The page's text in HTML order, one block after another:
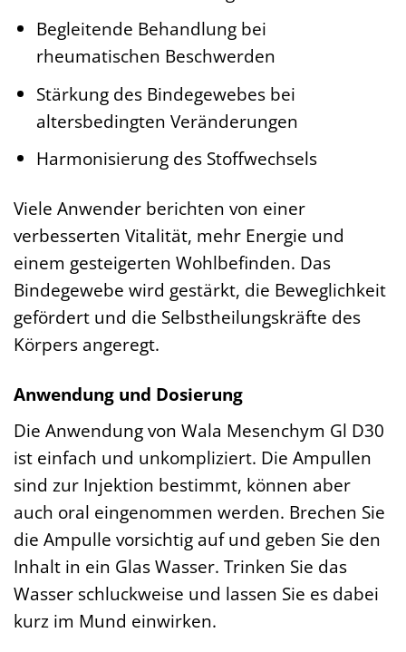
Begleitende Behandlung bei
rheumatischen Beschwerden
Stärkung des Bindegewebes bei
altersbedingten Veränderungen
Harmonisierung des Stoffwechsels
Viele Anwender berichten von einer
verbesserten Vitalität, mehr Energie und
einem gesteigerten Wohlbefinden. Das
Bindegewebe wird gestärkt, die Beweglichkeit
gefördert und die Selbstheilungskräfte des
Körpers angeregt.
Anwendung und Dosierung
Die Anwendung von Wala Mesenchym Gl D30
ist einfach und unkompliziert. Die Ampullen
sind zur Injektion bestimmt, können aber
auch oral eingenommen werden. Brechen Sie
die Ampulle vorsichtig auf und geben Sie den
Inhalt in ein Glas Wasser. Trinken Sie das
Wasser schluckweise und lassen Sie es dabei
kurz im Mund einwirken.